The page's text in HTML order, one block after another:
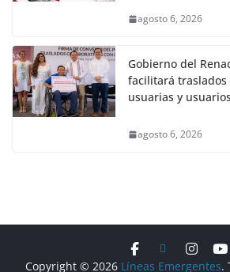
agosto 6, 2026
Gobierno del
facilitará
usuarias y
agosto 6, 2026
Copyright © 2026 Líneas Emergentes.